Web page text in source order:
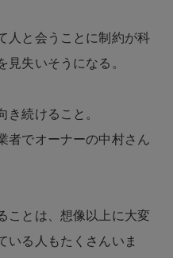
人と会うことに制約が科
見失いそうになる。
き続けること。
者でオーナーの中村さん
ことは、想像以上に大変
いる人もたくさんいま